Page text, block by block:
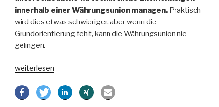
innerhalb einer Währungsunion managen. Praktisch
wird dies etwas schwieriger, aber wenn die
Grundorientierung fehlt, kann die Währungsunion nie
gelingen.
„Warum
Euro
weiterlesen